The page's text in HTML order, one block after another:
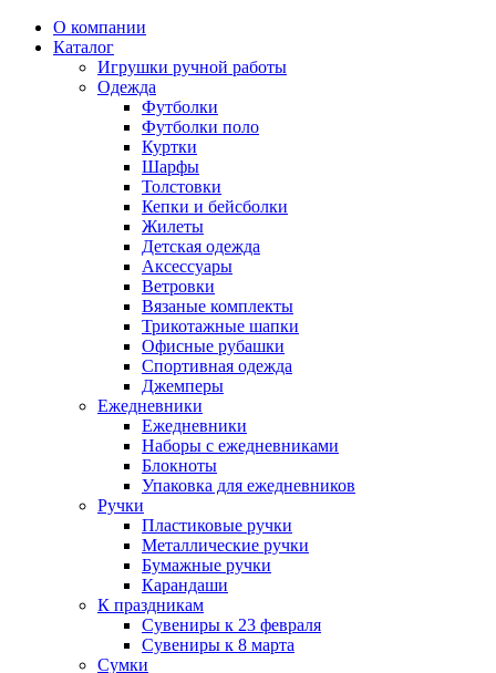
О компании
Каталог
Игрушки ручной работы
Одежда
Футболки
Футболки поло
Куртки
Шарфы
Толстовки
Кепки и бейсболки
Жилеты
Детская одежда
Аксессуары
Ветровки
Вязаные комплекты
Трикотажные шапки
Офисные рубашки
Спортивная одежда
Джемперы
Ежедневники
Ежедневники
Наборы с ежедневниками
Блокноты
Упаковка для ежедневников
Ручки
Пластиковые ручки
Металлические ручки
Бумажные ручки
Карандаши
К праздникам
Сувениры к 23 февраля
Сувениры к 8 марта
Сумки